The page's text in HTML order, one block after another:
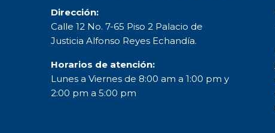
Dirección:
Calle 12 No. 7-65 Piso 2 Palacio de
Justicia Alfonso Reyes Echandía.
Horarios de atención:
Lunes a Viernes de 8:00 am a 1:00 pm y
2:00 pm a 5:00 pm